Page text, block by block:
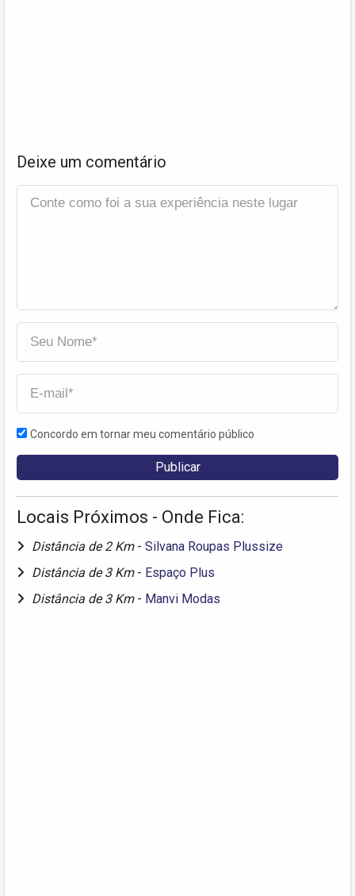
Deixe um comentário
Concordo em tornar meu comentário público
Locais Próximos - Onde Fica:
Distância de 2 Km - Silvana Roupas Plussize
Distância de 3 Km - Espaço Plus
Distância de 3 Km - Manvi Modas